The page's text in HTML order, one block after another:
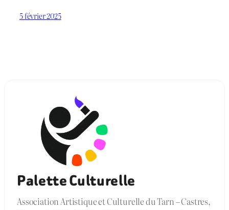
5 février 2025
Palette Culturelle
Association Artistique et Culturelle du Tarn – Castres,